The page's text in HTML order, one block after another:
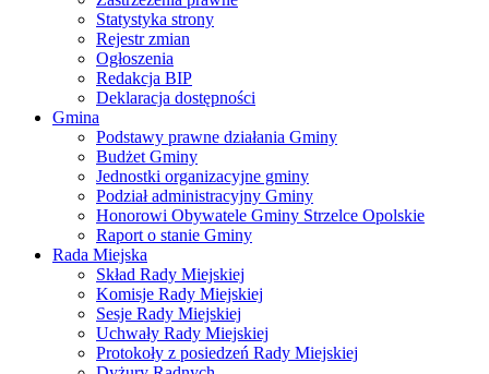
Statystyka strony
Rejestr zmian
Ogłoszenia
Redakcja BIP
Deklaracja dostępności
Gmina
Podstawy prawne działania Gminy
Budżet Gminy
Jednostki organizacyjne gminy
Podział administracyjny Gminy
Honorowi Obywatele Gminy Strzelce Opolskie
Raport o stanie Gminy
Rada Miejska
Skład Rady Miejskiej
Komisje Rady Miejskiej
Sesje Rady Miejskiej
Uchwały Rady Miejskiej
Protokoły z posiedzeń Rady Miejskiej